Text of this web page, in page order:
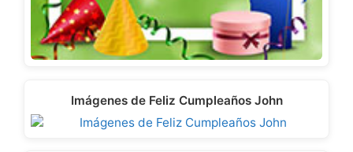
Imágenes de Feliz Cumpleaños John